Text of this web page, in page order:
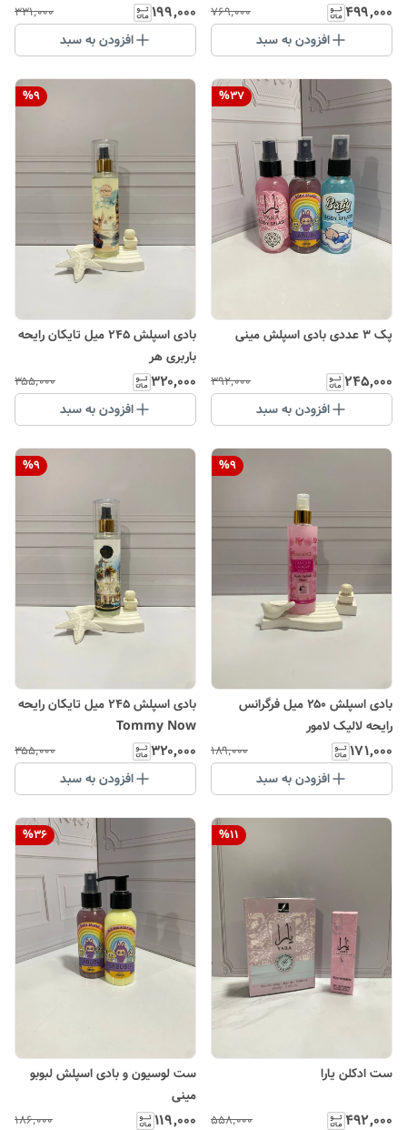
۴۹۹٬۰۰۰ ۷۶۹٬۰۰۰
افزودن به سبد
۱۹۹٬۰۰۰ ۳۳۱٬۰۰۰
افزودن به سبد
%37
پک ۳ عددی بادی اسپلش مینی
۲۴۵٬۰۰۰ ۳۹۲٬۰۰۰
افزودن به سبد
%9
بادی اسپلش ۲۴۵ میل تایکان رایحه
باربری هر
۳۲۰٬۰۰۰ ۳۵۵٬۰۰۰
افزودن به سبد
%9
بادی اسپلش ۲۵۰ میل فرگرانس
رایحه لالیک لامور
۱۷۱٬۰۰۰ ۱۸۹٬۰۰۰
افزودن به سبد
%9
بادی اسپلش ۲۴۵ میل تایکان رایحه
Tommy Now
۳۲۰٬۰۰۰ ۳۵۵٬۰۰۰
افزودن به سبد
%11
ست ادکلن یارا
۴۹۲٬۰۰۰ ۵۵۸٬۰۰۰
%36
ست لوسیون و بادی اسپلش لبوبو
مینی
۱۱۹٬۰۰۰ ۱۸۶٬۰۰۰